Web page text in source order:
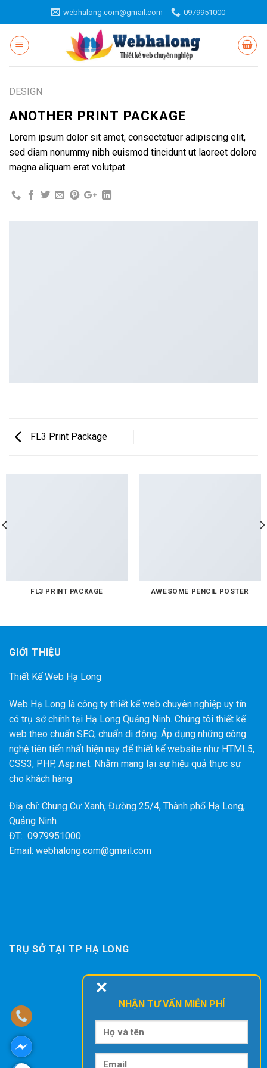
to
content
webhalong.com@gmail.com 0979951000
DESIGN
ANOTHER PRINT PACKAGE
Lorem ipsum dolor sit amet, consectetuer adipiscing elit,
sed diam nonummy nibh euismod tincidunt ut laoreet dolore
magna aliquam erat volutpat.
FL3 Print Package
FL3 PRINT PACKAGE AWESOME PENCIL POSTER
GIỚI THIỆU
Thiết Kế Web Hạ Long
Web Hạ Long là công ty thiết kế web chuyên nghiệp uy tín
có trụ sở chính tại Hạ Long Quảng Ninh. Chúng tôi thiết kế
web theo chuẩn SEO, chuẩn di động. Áp dụng những công
nghệ tiên tiến nhất hiện nay để thiết kế website như HTML5,
CSS3, PHP, Asp.net. Nhằm mang lại sự hiệu quả thực sự
cho khách hàng
Điạ chỉ: Chung Cư Xanh, Đường 25/4, Thành phố Hạ Long,
Quảng Ninh
ĐT: 0979951000
Email: webhalong.com@gmail.com
TRỤ SỞ TẠI TP HẠ LONG
NHẬN TƯ VẤN MIỄN PHÍ
+